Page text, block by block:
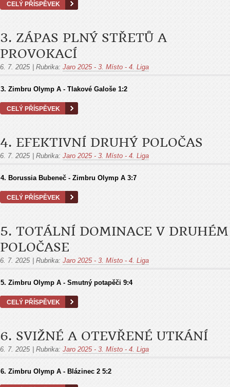
CELÝ PŘÍSPĚVEK
3. ZÁPAS PLNÝ STŘETŮ A
PROVOKACÍ
6. 7. 2025 Rubrika: Jaro 2025 - 3. Místo - 4. Liga
3. Zimbru Olymp A - Tlakové Galoše 1:2
CELÝ PŘÍSPĚVEK
4. EFEKTIVNÍ DRUHÝ POLOČAS
6. 7. 2025 Rubrika: Jaro 2025 - 3. Místo - 4. Liga
4. Borussia Bubeneč - Zimbru Olymp A 3:7
CELÝ PŘÍSPĚVEK
5. TOTÁLNÍ DOMINACE V DRUHÉM
POLOČASE
6. 7. 2025 Rubrika: Jaro 2025 - 3. Místo - 4. Liga
5. Zimbru Olymp A - Smutný potapěči 9:4
CELÝ PŘÍSPĚVEK
6. SVIŽNÉ A OTEVŘENÉ UTKÁNÍ
6. 7. 2025 Rubrika: Jaro 2025 - 3. Místo - 4. Liga
6. Zimbru Olymp A - Blázinec 2 5:2